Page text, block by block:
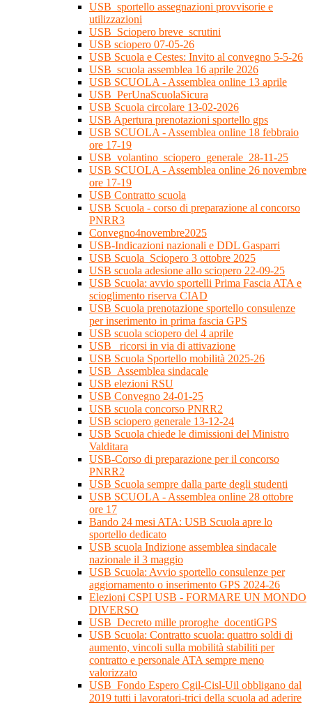
USB_sportello assegnazioni provvisorie e
utilizzazioni
USB_Sciopero breve_scrutini
USB sciopero 07-05-26
USB Scuola e Cestes: Invito al convegno 5-5-26
USB_scuola assemblea 16 aprile 2026
USB SCUOLA - Assemblea online 13 aprile
USB_PerUnaScuolaSicura
USB Scuola circolare 13-02-2026
USB Apertura prenotazioni sportello gps
USB SCUOLA - Assemblea online 18 febbraio
ore 17-19
USB_volantino_sciopero_generale_28-11-25
USB SCUOLA - Assemblea online 26 novembre
ore 17-19
USB Contratto scuola
USB Scuola - corso di preparazione al concorso
PNRR3
Convegno4novembre2025
USB-Indicazioni nazionali e DDL Gasparri
USB Scuola_Sciopero 3 ottobre 2025
USB scuola adesione allo sciopero 22-09-25
USB Scuola: avvio sportelli Prima Fascia ATA e
scioglimento riserva CIAD
USB Scuola prenotazione sportello consulenze
per inserimento in prima fascia GPS
USB scuola sciopero del 4 aprile
USB_ ricorsi in via di attivazione
USB Scuola Sportello mobilità 2025-26
USB_Assemblea sindacale
USB elezioni RSU
USB Convegno 24-01-25
USB scuola concorso PNRR2
USB sciopero generale 13-12-24
USB Scuola chiede le dimissioni del Ministro
Valditara
USB-Corso di preparazione per il concorso
PNRR2
USB Scuola sempre dalla parte degli studenti
USB SCUOLA - Assemblea online 28 ottobre
ore 17
Bando 24 mesi ATA: USB Scuola apre lo
sportello dedicato
USB scuola Indizione assemblea sindacale
nazionale il 3 maggio
USB Scuola: Avvio sportello consulenze per
aggiornamento o inserimento GPS 2024-26
Elezioni CSPI USB - FORMARE UN MONDO
DIVERSO
USB_Decreto mille proroghe_docentiGPS
USB Scuola: Contratto scuola: quattro soldi di
aumento, vincoli sulla mobilità stabiliti per
contratto e personale ATA sempre meno
valorizzato
USB_Fondo Espero Cgil-Cisl-Uil obbligano dal
2019 tutti i lavoratori-trici della scuola ad aderire